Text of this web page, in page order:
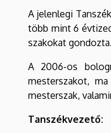
A jelenlegi
több mint 6
szakokat gondozta.
A 2006-os
mesterszakot,
mesterszak,
Tanszékvezető: